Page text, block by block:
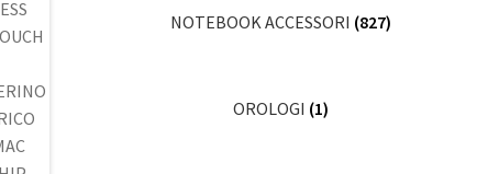
NOTEBOOK ACCESSORI (827)
OROLOGI (1)